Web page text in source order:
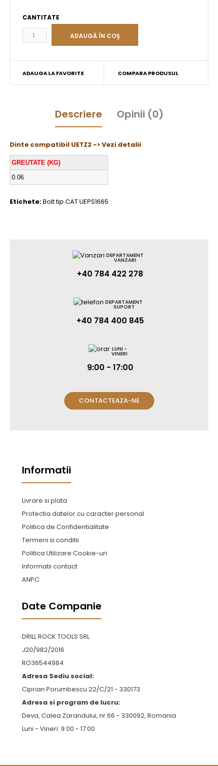
CANTITATE
ADAUGA LA FAVORITE COMPARA PRODUSUL
Descriere Opinii (0)
Dinte compatibil UETZ2 -> Vezi detalii
GREUTATE (KG)
0.06
Etichete:Bolt tip CAT UEPS1665
DEPARTAMENT
VANZARI
+40 784 422 278
DEPARTAMENT
SUPORT
+40 784 400 845
LUNI -
VINERI
9:00 - 17:00
CONTACTEAZA-NE
Informatii
Livrare si plata
Protectia datelor cu caracter personal
Politica de Confidentialitate
Termeni si conditii
Politica Utilizare Cookie-uri
Informatii contact
ANPC
Date Companie
DRILL ROCK TOOLS SRL
J20/982/2016
RO36544984
Adresa Sediu social:
Ciprian Porumbescu 22/C/21 - 330173
Adresa si program de lucru:
Deva, Calea Zarandului, nr.66 - 330092, Romania
Luni - Vineri: 9:00 - 17:00